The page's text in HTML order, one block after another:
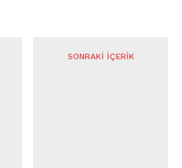
SONRAKI İÇERIK